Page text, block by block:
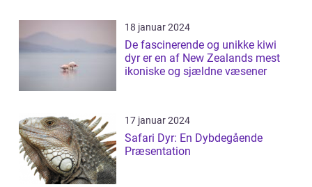
18 januar 2024
De fascinerende og unikke kiwi
dyr er en af New Zealands mest
ikoniske og sjældne væsener
17 januar 2024
Safari Dyr: En Dybdegående
Præsentation